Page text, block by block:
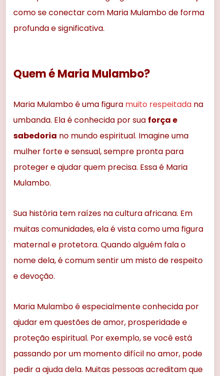
como se conectar com Maria Mulambo de forma
profunda e significativa.
Quem é Maria Mulambo?
Maria Mulambo é uma figura muito respeitada na
umbanda. Ela é conhecida por sua força e
sabedoria no mundo espiritual. Imagine uma
mulher forte e sensual, sempre pronta para
proteger e ajudar quem precisa. Essa é Maria
Mulambo.
Sua história tem raízes na cultura africana. Em
muitas comunidades, ela é vista como uma figura
maternal e protetora. Quando alguém fala o
nome dela, é comum sentir um misto de respeito
e devoção.
Maria Mulambo é especialmente conhecida por
ajudar em questões de amor, prosperidade e
proteção espiritual. Por exemplo, se você está
passando por um momento difícil no amor, pode
pedir a ajuda dela. Muitas pessoas acreditam que